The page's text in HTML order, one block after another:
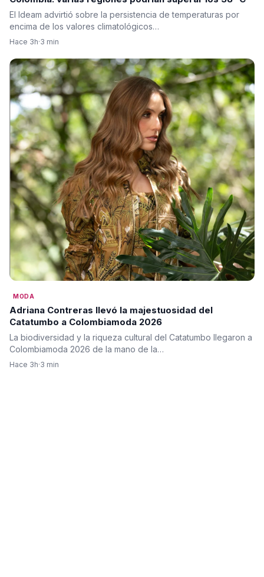
El Ideam advirtió sobre la persistencia de temperaturas por
encima de los valores climatológicos…
Hace 3h·3 min
MODA
Adriana Contreras llevó la majestuosidad del
Catatumbo a Colombiamoda 2026
La biodiversidad y la riqueza cultural del Catatumbo llegaron a
Colombiamoda 2026 de la mano de la…
Hace 3h·3 min